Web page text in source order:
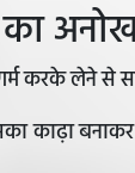
करके लेने से
काढ़ा